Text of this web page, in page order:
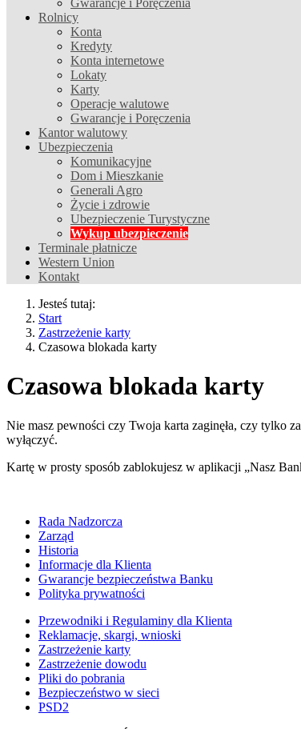
Gwarancje i Poręczenia
Rolnicy
Konta
Kredyty
Konta internetowe
Lokaty
Karty
Operacje walutowe
Gwarancje i Poręczenia
Kantor walutowy
Ubezpieczenia
Komunikacyjne
Dom i Mieszkanie
Generali Agro
Życie i zdrowie
Ubezpieczenie Turystyczne
Wykup ubezpieczenie
Terminale płatnicze
Western Union
Kontakt
Jesteś tutaj:
Start
Zastrzeżenie karty
Czasowa blokada karty
Czasowa blokada karty
Nie masz pewności czy Twoja karta zaginęła, czy tylko
wyłączyć.
Kartę w prosty sposób zablokujesz w aplikacji „Nasz
Rada Nadzorcza
Zarząd
Historia
Informacje dla Klienta
Gwarancje bezpieczeństwa Banku
Polityka prywatności
Przewodniki i Regulaminy dla Klienta
Reklamacje, skargi, wnioski
Zastrzeżenie karty
Zastrzeżenie dowodu
Pliki do pobrania
Bezpieczeństwo w sieci
PSD2